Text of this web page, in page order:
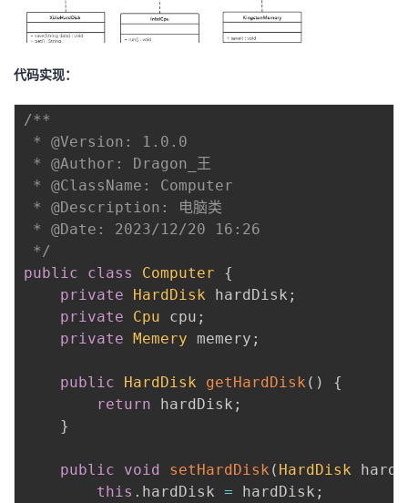
代码实现：
/**
* @Version: 1.0.0
* @Author: Dragon_王
* @ClassName: Computer
* @Description: 电脑类
* @Date: 2023/12/20 16:26
*/
public
class Computer
{
private
HardDisk hardDisk ;
private
Cpu cpu ;
private Memery memery ;
public HardDisk getHardDisk ( )
{
return hardDisk ;
}
public void setHardDisk ( HardDisk
this . hardDisk = hardDisk ;